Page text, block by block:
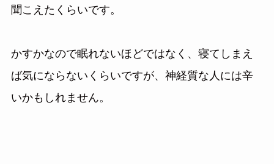
聞こえたくらいです。
かすかなので眠れないほどではなく、寝てしまえ
ば気にならないくらいですが、神経質な人には辛
いかもしれません。